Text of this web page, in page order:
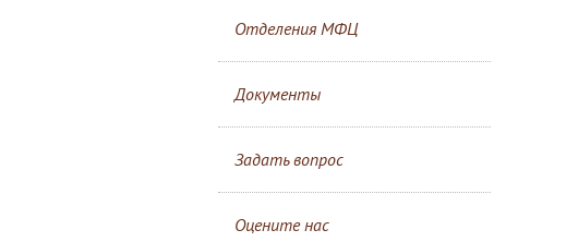
Отделения МФЦ
Документы
Задать вопрос
Оцените нас